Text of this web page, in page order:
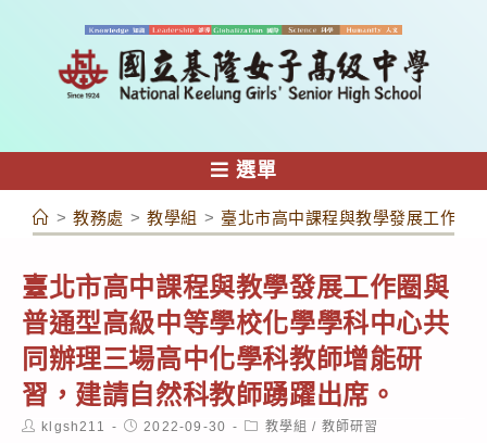
容
選單
> 教務處 > 教學組 > 臺北市高中課程與教學發展工作圈
臺北市高中課程與教學發展工作圈與
普通型高級中等學校化學學科中心共
同辦理三場高中化學科教師增能研
習，建請自然科教師踴躍出席。
Postklgsh211
Post2022-09-30
Post教學組 / 教師研習